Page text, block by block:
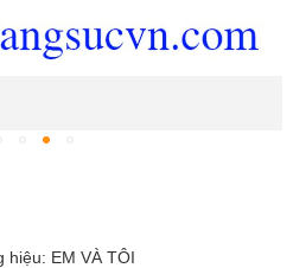
hiệu: EM VÀ TÔI